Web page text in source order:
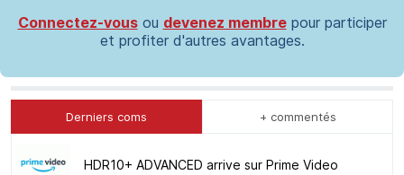
Connectez-vousou devenez membrepour participer
et profiter d'autres avantages.
Derniers coms + commentés
HDR10+ ADVANCED arrive sur Prime Video